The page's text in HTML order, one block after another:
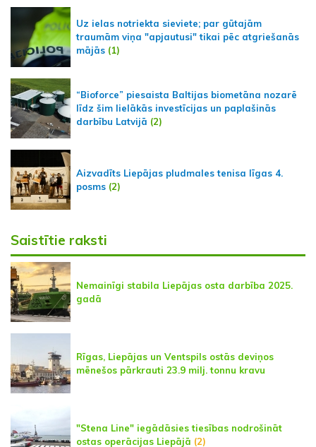
Uz ielas notriekta sieviete; par gūtajām
traumām viņa "apjautusi" tikai pēc atgriešanās
mājās (1)
“Bioforce” piesaista Baltijas biometāna nozarē
līdz šim lielākās investīcijas un paplašinās
darbību Latvijā (2)
Aizvadīts Liepājas pludmales tenisa līgas 4.
posms (2)
Saistītie raksti
Nemainīgi stabila Liepājas osta darbība 2025.
gadā
Rīgas, Liepājas un Ventspils ostās deviņos
mēnešos pārkrauti 23.9 milj. tonnu kravu
"Stena Line" iegādāsies tiesības nodrošināt
ostas operācijas Liepājā (2)